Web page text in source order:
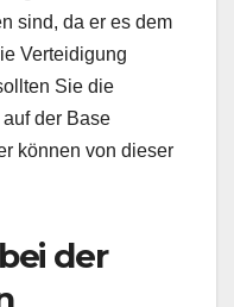
sind, da er es dem
Verteidigung
Sie die
der Base
können von dieser
der